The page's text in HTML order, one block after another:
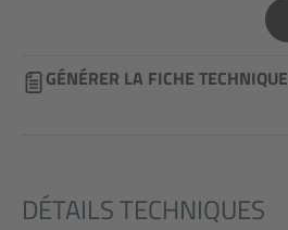
GÉNÉRER LA FICHE TECHNIQUE
DÉTAILS TECHNIQUES